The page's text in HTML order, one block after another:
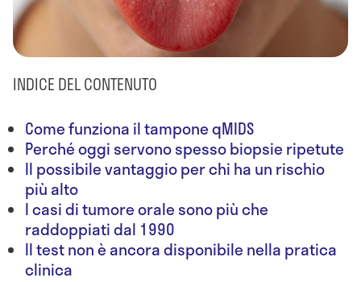
INDICE DEL CONTENUTO
Come funziona il tampone qMIDS
Perché oggi servono spesso biopsie ripetute
Il possibile vantaggio per chi ha un rischio
più alto
I casi di tumore orale sono più che
raddoppiati dal 1990
Il test non è ancora disponibile nella pratica
clinica